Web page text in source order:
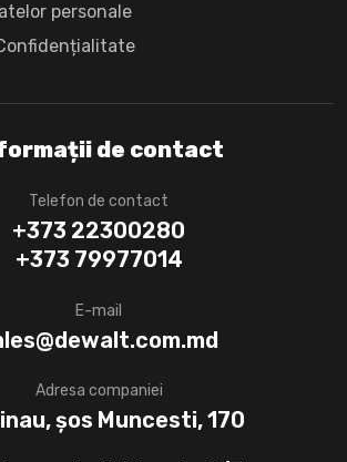
de contact
Telefon de contact
+373 22300280
+373 79977014
E-mail
Adresa companiei
șos Muncesti, 170
personale